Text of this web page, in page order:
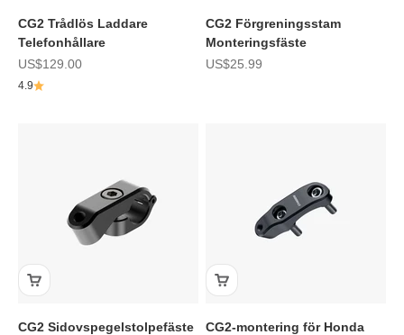
CG2 Trådlös Laddare
Telefonhållare
REA-pris
US$129.00
4.9
CG2 Förgreningsstam
Monteringsfäste
REA-pris
US$25.99
CG2 Sidovspegelstolpefäste
CG2-montering för Honda